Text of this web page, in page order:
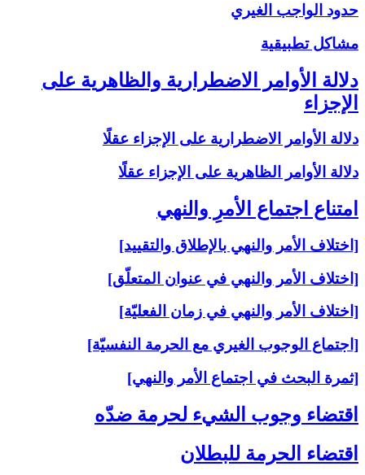
حدود الواجب الغيري
مشاكل تطبيقية
دلالة الأوامر الاضطرارية والظاهرية على
الإجزاء
دلالة الأوامر الاضطرارية على الإجزاء عقلًا
دلالة الأوامر الظاهرية على الإجزاء عقلًا
امتناع اجتماع الأمرِ والنهي‏
[اختلاف الأمر والنهي بالإطلاق والتقييد]
[اختلاف الأمر والنهي في عنوان المتعلّق]
[اختلاف الأمر والنهي في زمان الفعليّة]
[اجتماع الوجوب الغيري مع الحرمة النفسيّة]
[ثمرة البحث في اجتماع الأمر والنهي]
اقتضاء وجوب الشي‏ء لحرمة ضدّه‏
اقتضاء الحرمة للبطلان‏